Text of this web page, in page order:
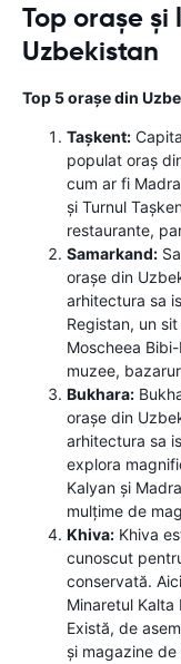
Top orașe
Uzbekistan
Top 5 orașe din
Tașkent:
populat oraș
cum ar fi
și Turnul
restaurante,
Samarkand:
orașe din
arhitectura sa
Registan, un
Moscheea
muzee,
Bukhara:
orașe din
arhitectura sa
explora
Kalyan și
mulțime de
Khiva: Khiva
cunoscut
conservată.
Minaretul Kalta
Există, de
și magazine